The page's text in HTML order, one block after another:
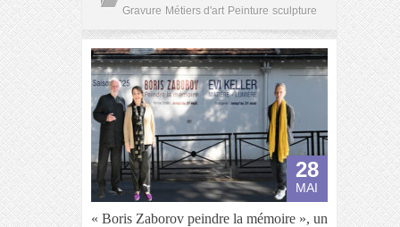
Gravure Métiers d'art Peinture sculpture
28
MAI
« Boris Zaborov peindre la mémoire », un